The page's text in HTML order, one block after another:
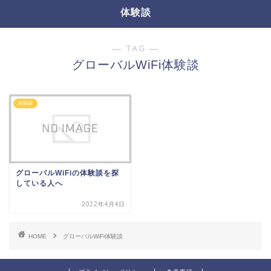
体験談
― TAG ―
グローバルWiFi体験談
体験談
グローバルWiFiの体験談を探
している人へ
2022年4月4日
HOME グローバルWiFi体験談